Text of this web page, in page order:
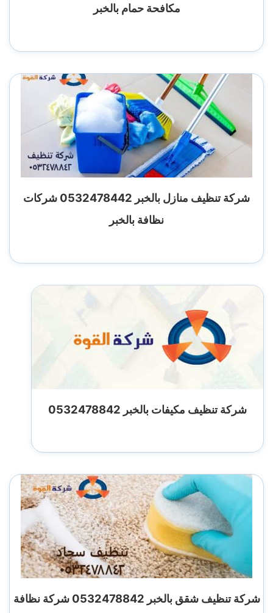
مكافحة حمام بالخبر
شركة تنظيف منازل بالخبر 0532478442 شركات
نظافة بالخبر
شركة تنظيف مكيفات بالخبر 0532478842
شركة تنظيف شقق بالخبر 0532478842 شركة نظافة